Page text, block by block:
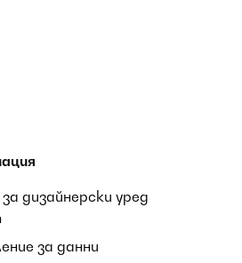
дизайнерски уред
за данни